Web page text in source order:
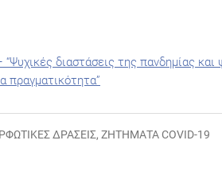
διαστάσεις της πανδημίας και
πραγματικότητα”
ΔΡΆΣΕΙΣ, ΖΗΤΉΜΑΤΑ COVID-19